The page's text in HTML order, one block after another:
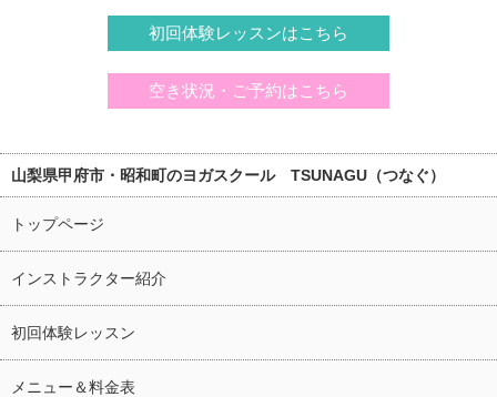
初回体験レッスンはこちら
空き状況・ご予約はこちら
山梨県甲府市・昭和町のヨガスクール TSUNAGU（つなぐ）
トップページ
インストラクター紹介
初回体験レッスン
メニュー＆料金表